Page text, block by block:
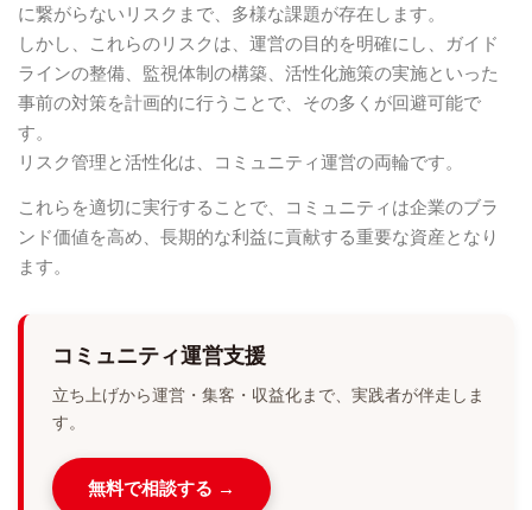
に繋がらないリスクまで、多様な課題が存在します。
しかし、これらのリスクは、運営の目的を明確にし、ガイド
ラインの整備、監視体制の構築、活性化施策の実施といった
事前の対策を計画的に行うことで、その多くが回避可能で
す。
リスク管理と活性化は、コミュニティ運営の両輪です。
これらを適切に実行することで、コミュニティは企業のブラ
ンド価値を高め、長期的な利益に貢献する重要な資産となり
ます。
コミュニティ運営支援
立ち上げから運営・集客・収益化まで、実践者が伴走しま
す。
無料で相談する →